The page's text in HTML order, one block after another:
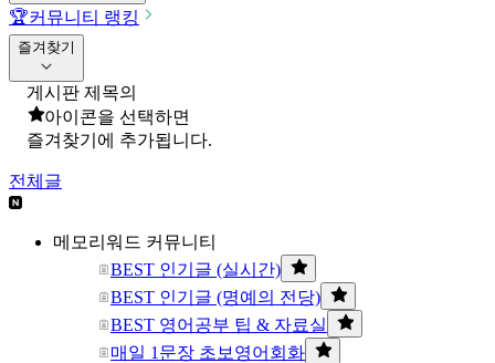
🏆커뮤니티 랭킹
즐겨찾기
게시판 제목의
아이콘을 선택하면
즐겨찾기에 추가됩니다.
전체글
메모리워드 커뮤니티
BEST 인기글 (실시간)
BEST 인기글 (명예의 전당)
BEST 영어공부 팁 & 자료실
매일 1문장 초보영어회화